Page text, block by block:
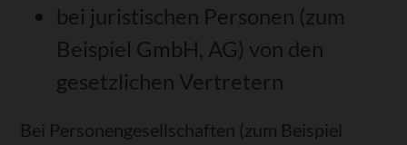
bei juristischen Personen (zum
Beispiel GmbH, AG) von den
gesetzlichen Vertretern
Bei Personengesellschaften (zum Beispiel